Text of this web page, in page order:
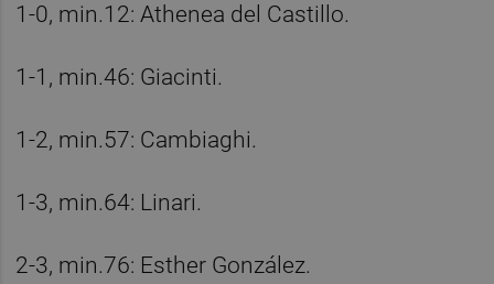
1-0, min.12: Athenea del Castillo.
1-1, min.46: Giacinti.
1-2, min.57: Cambiaghi.
1-3, min.64: Linari.
2-3, min.76: Esther González.